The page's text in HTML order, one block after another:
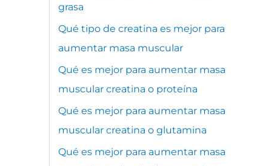
grasa
Qué tipo de creatina es mejor para
aumentar masa muscular
Qué es mejor para aumentar masa
muscular creatina o proteína
Qué es mejor para aumentar masa
muscular creatina o glutamina
Qué es mejor para aumentar masa